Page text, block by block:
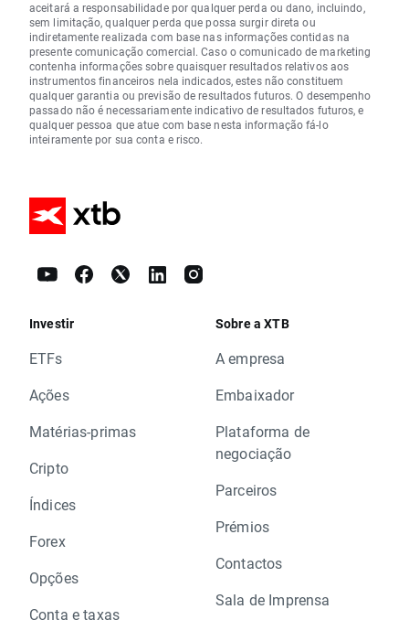
aceitará a responsabilidade por qualquer perda ou dano, incluindo,
sem limitação, qualquer perda que possa surgir direta ou
indiretamente realizada com base nas informações contidas na
presente comunicação comercial. Caso o comunicado de marketing
contenha informações sobre quaisquer resultados relativos aos
instrumentos financeiros nela indicados, estes não constituem
qualquer garantia ou previsão de resultados futuros. O desempenho
passado não é necessariamente indicativo de resultados futuros, e
qualquer pessoa que atue com base nesta informação fá-lo
inteiramente por sua conta e risco.
Investir
ETFs
Ações
Matérias-primas
Cripto
Índices
Forex
Opções
Conta e taxas
Sobre a XTB
A empresa
Embaixador
Plataforma de
negociação
Parceiros
Prémios
Contactos
Sala de Imprensa